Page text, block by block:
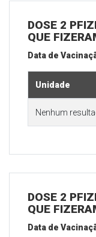
DOSE 2
QUE
Data de
Unidade
Nenhum
DOSE 2
QUE
Data de